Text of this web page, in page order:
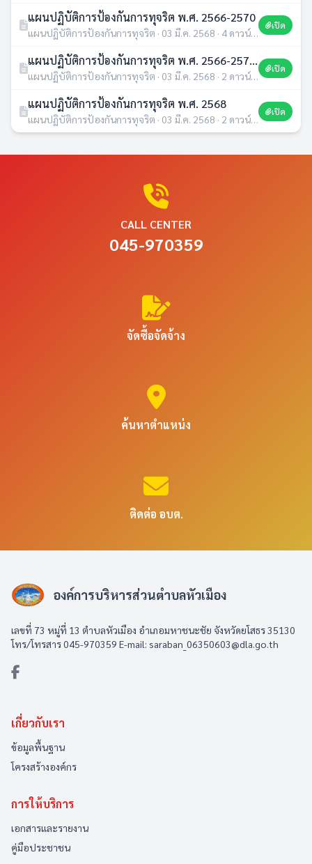
แผนปฏิบัติการป้องกันการทุจริต พ.ศ. 2566-2570
แผนปฏิบัติการป้องกันการทุจริต · 03 มี.ค. 2568 · 4 ดาวน์โหลด
เปิด
แผนปฏิบัติการป้องกันการทุจริต พ.ศ. 2566-2570 ฉบับปรับปรุง พ.ศ. 2567
แผนปฏิบัติการป้องกันการทุจริต · 03 มี.ค. 2568 · 2 ดาวน์โหลด
เปิด
แผนปฏิบัติการป้องกันการทุจริต พ.ศ. 2568
แผนปฏิบัติการป้องกันการทุจริต · 03 มี.ค. 2568 · 2 ดาวน์โหลด
เปิด
CALL CENTER
045-970359
จัดซื้อจัดจ้าง
ค้นหาตำแหน่ง
ติดต่อ อบต.
องค์การบริหารส่วนตำบลหัวเมือง
เลขที่ 73 หมู่ที่ 13 ตำบลหัวเมือง อำเภอมหาชนะชัย จังหวัดยโสธร 35130
โทร/โทรสาร 045-970359 E-mail: saraban_06350603@dla.go.th
เกี่ยวกับเรา
ข้อมูลพื้นฐาน
โครงสร้างองค์กร
การให้บริการ
เอกสารและรายงาน
คู่มือประชาชน